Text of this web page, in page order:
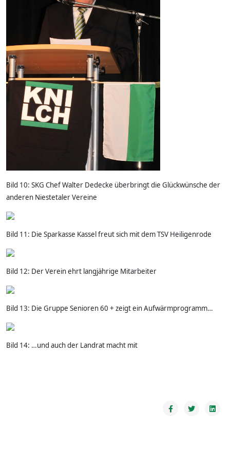
Bild 10: SKG Chef Walter Dedecke überbringt die Glückwünsche der
anderen Niestetaler Vereine
Bild 11: Die Sparkasse Kassel freut sich mit dem TSV Heiligenrode
Bild 12: Der Verein ehrt langjährige Mitarbeiter
Bild 13: Die Gruppe Senioren 60 + zeigt ein Aufwärmprogramm…
Bild 14: …und auch der Landrat macht mit